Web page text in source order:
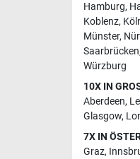
Hamburg,
Koblenz,
Münster,
Saarbrücken,
Würzburg
10X IN
Aberdeen,
Glasgow,
7X IN
Graz,